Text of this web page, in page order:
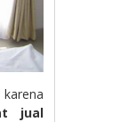
jual